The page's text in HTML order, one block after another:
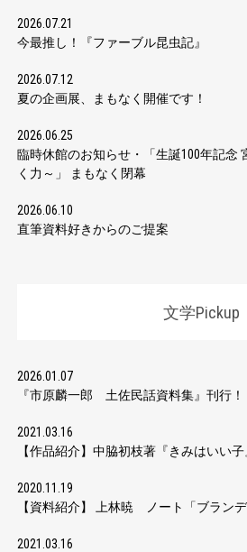
2026.07.21
今最推し！『ファーブル昆虫記』
2026.07.12
夏の企画展、まもなく開催です！
2026.06.25
臨時休館のお知らせ・「生誕100年記念
く力～」 まもなく閉幕
2026.06.10
直筆資料好きからのご提案
文学Pickup
2026.01.07
『市原麟一郎 土佐民話資料集』刊行！
2021.03.16
【作品紹介】中脇初枝著『きみはいい子
2020.11.19
【資料紹介】 上林暁 ノート「ブランデ
2021.03.16